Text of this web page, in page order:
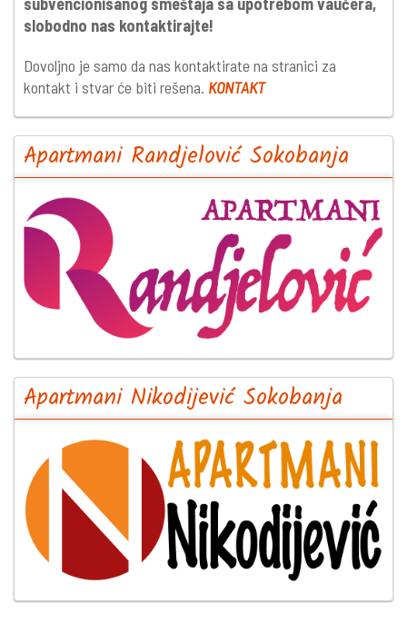
slobodno nas kontaktirajte!
Dovoljno je samo da nas kontaktirate na stranici za
kontakt i stvar će biti rešena. KONTAKT
Apartmani Randjelović Sokobanja
Apartmani Nikodijević Sokobanja